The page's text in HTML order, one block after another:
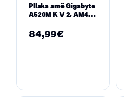
Pllaka amë Gigabyte
A520M K V 2, AM4
84,99€